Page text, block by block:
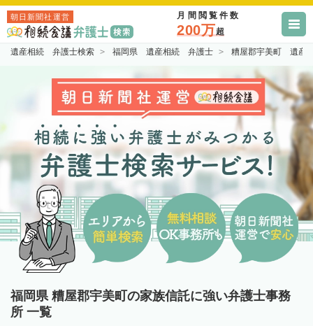
朝日新聞社運営 月間閲覧件数
200万超
遺産相続 弁護士検索 福岡県 遺産相続 弁護士 糟屋郡宇美町 遺産
福岡県 糟屋郡宇美町の家族信託に強い弁護士事務
所 一覧